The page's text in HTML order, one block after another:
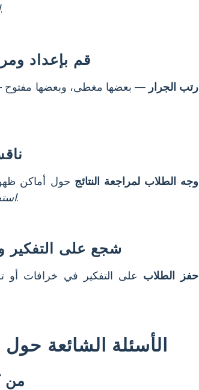
وسهلة العثور عليها أو تحضيرها.
قم بإعداد
رتب الجرار — بعضها مغطى، وبعضها مفتوح
وجه الطلاب لمراجعة النتائج حول أماكن
لتحدي المعتقدات المقبولة.
شجع على التفكير
حفز الطلاب على التفكير في خرافات أو
الأسئلة الشائعة
من